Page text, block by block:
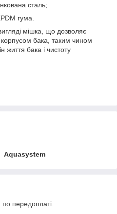
сталь;
гума.
мішка, що дозволяє
корпусом бака, таким чином
життя бака і чистоту
Aquasystem
по передоплаті.